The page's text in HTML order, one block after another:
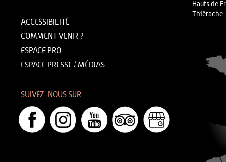
ACCESSIBILITÉ
COMMENT VENIR ?
ESPACE PRO
ESPACE PRESSE / MÉDIAS
SUIVEZ-NOUS SUR
Hauts de Fr
Thiérache